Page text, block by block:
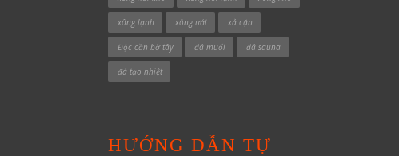
xông lạnh xông ướt xả cặn
Độc cần bờ tây đá muối đá sauna
đá tạo nhiệt
HƯỚNG DẪN TỰ